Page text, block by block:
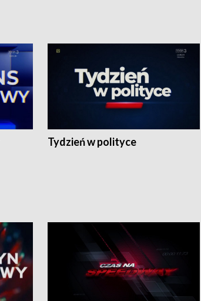
Tydzień w polityce